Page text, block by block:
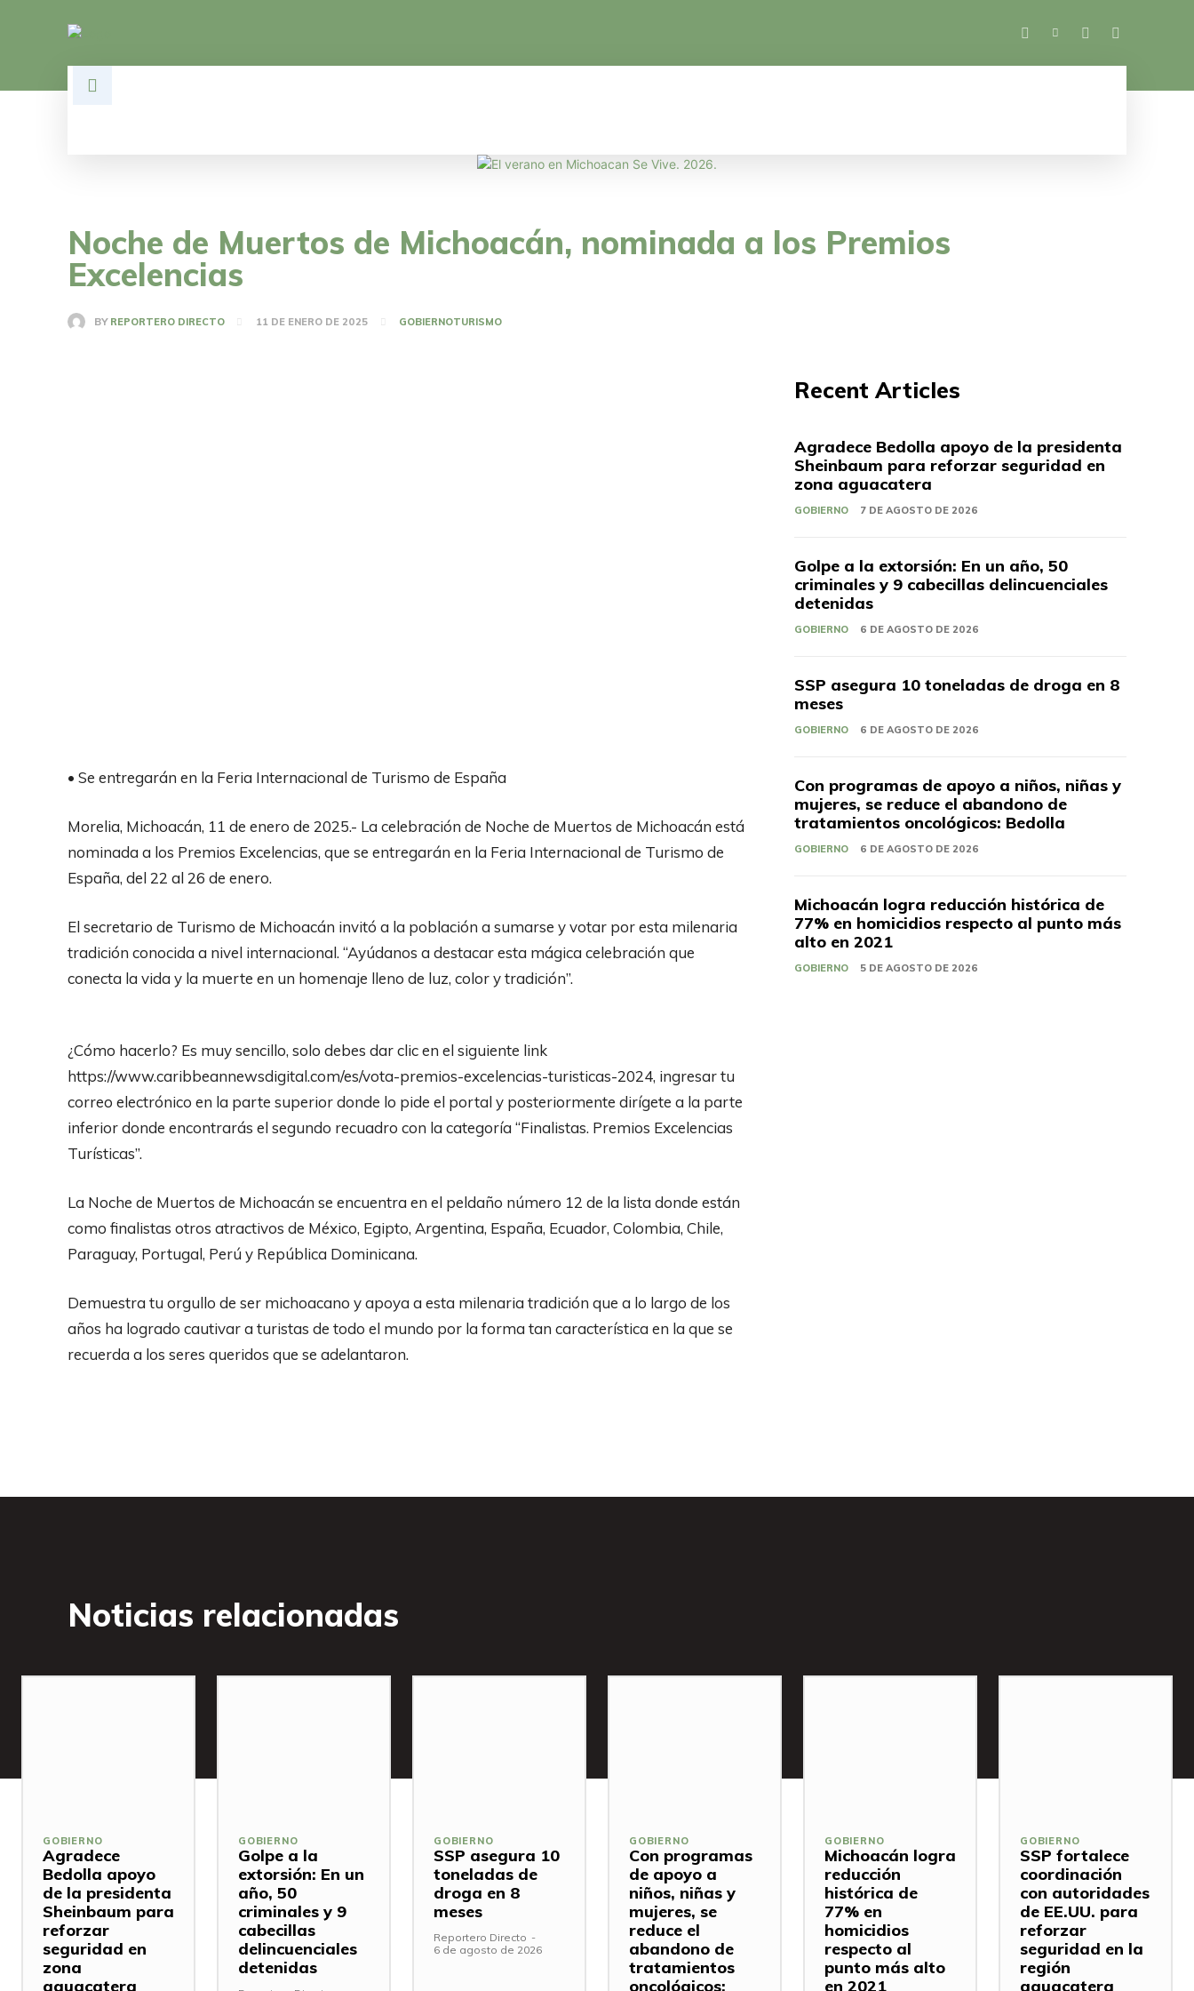
Noche de Muertos de Michoacán, nominada a los Premios
Excelencias
BY REPORTERO DIRECTO 11 DE ENERO DE 2025 GOBIERNOTURISMO
• Se entregarán en la Feria Internacional de Turismo de España
Morelia, Michoacán, 11 de enero de 2025.- La celebración de Noche de Muertos de Michoacán está
nominada a los Premios Excelencias, que se entregarán en la Feria Internacional de Turismo de
España, del 22 al 26 de enero.
El secretario de Turismo de Michoacán invitó a la población a sumarse y votar por esta milenaria
tradición conocida a nivel internacional. “Ayúdanos a destacar esta mágica celebración que
conecta la vida y la muerte en un homenaje lleno de luz, color y tradición”.
¿Cómo hacerlo? Es muy sencillo, solo debes dar clic en el siguiente link
https://www.caribbeannewsdigital.com/es/vota-premios-excelencias-turisticas-2024, ingresar tu
correo electrónico en la parte superior donde lo pide el portal y posteriormente dirígete a la parte
inferior donde encontrarás el segundo recuadro con la categoría “Finalistas. Premios Excelencias
Turísticas”.
La Noche de Muertos de Michoacán se encuentra en el peldaño número 12 de la lista donde están
como finalistas otros atractivos de México, Egipto, Argentina, España, Ecuador, Colombia, Chile,
Paraguay, Portugal, Perú y República Dominicana.
Demuestra tu orgullo de ser michoacano y apoya a esta milenaria tradición que a lo largo de los
años ha logrado cautivar a turistas de todo el mundo por la forma tan característica en la que se
recuerda a los seres queridos que se adelantaron.
Recent Articles
Agradece Bedolla apoyo de la presidenta
Sheinbaum para reforzar seguridad en
zona aguacatera
GOBIERNO 7 DE AGOSTO DE 2026
Golpe a la extorsión: En un año, 50
criminales y 9 cabecillas delincuenciales
detenidas
GOBIERNO 6 DE AGOSTO DE 2026
SSP asegura 10 toneladas de droga en 8
meses
GOBIERNO 6 DE AGOSTO DE 2026
Con programas de apoyo a niños, niñas y
mujeres, se reduce el abandono de
tratamientos oncológicos: Bedolla
GOBIERNO 6 DE AGOSTO DE 2026
Michoacán logra reducción histórica de
77% en homicidios respecto al punto más
alto en 2021
GOBIERNO 5 DE AGOSTO DE 2026
Noticias relacionadas
GOBIERNO
Agradece
Bedolla apoyo
de la presidenta
Sheinbaum para
reforzar
seguridad en
zona
aguacatera
GOBIERNO
Golpe a la
extorsión: En un
año, 50
criminales y 9
cabecillas
delincuenciales
detenidas
GOBIERNO
SSP asegura 10
toneladas de
droga en 8
meses
Reportero Directo -
6 de agosto de 2026
GOBIERNO
Con programas
de apoyo a
niños, niñas y
mujeres, se
reduce el
abandono de
tratamientos
oncológicos:
GOBIERNO
Michoacán logra
reducción
histórica de
77% en
homicidios
respecto al
punto más alto
en 2021
GOBIERNO
SSP fortalece
coordinación
con autoridades
de EE.UU. para
reforzar
seguridad en la
región
aguacatera